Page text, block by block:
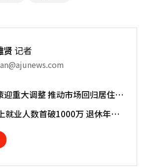
贤记者
迎重大调整 推动市场回归居住属
就业人数首破1000万 退休年龄